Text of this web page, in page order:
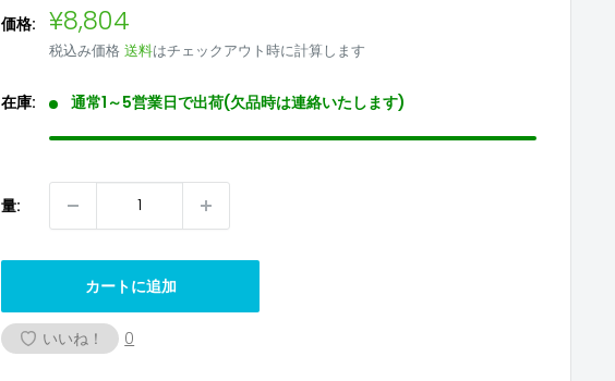
価格: 販
売
価
格
¥8,804
税込み価格送料はチェックアウト時に計算します
在庫: 通常1～5営業日で出荷(欠品時は連絡いたします)
量:
カートに追加
いいね！ 0